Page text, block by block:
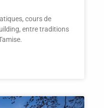
cours de
entre traditions